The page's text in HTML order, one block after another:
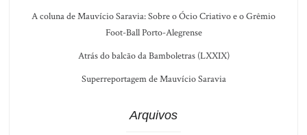
A coluna de Mauvício Saravia: Sobre o Ócio Criativo e o Grêmio
Foot-Ball Porto-Alegrense
Atrás do balcão da Bamboletras (LXXIX)
Superreportagem de Mauvício Saravia
Arquivos